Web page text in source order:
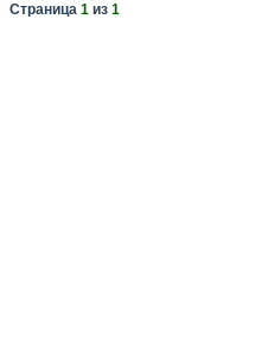
Страница 1 из 1